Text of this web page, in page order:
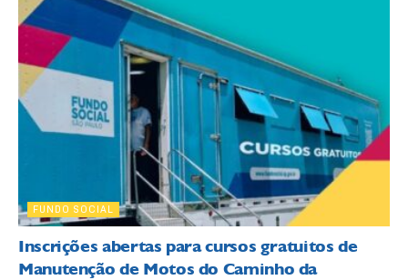
FUNDO SOCIAL
Inscrições abertas para cursos gratuitos de
Manutenção de Motos do Caminho da